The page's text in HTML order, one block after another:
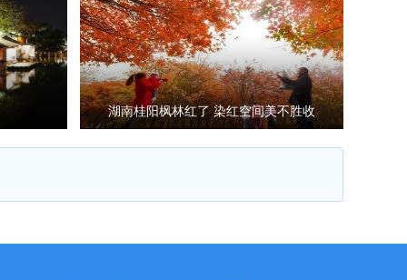
湖南桂阳枫林红了 染红空间美不胜收